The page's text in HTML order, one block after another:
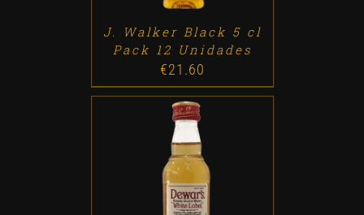
J. Walker Black 5 cl
Pack 12 Unidades
€21.60
ADD TO CART / DETALLES